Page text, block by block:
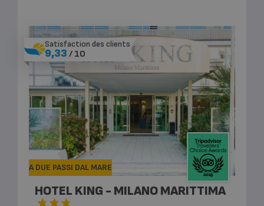
HOTEL KING - MILANO MARITTIMA
Satisfaction des clients
9,33 / 10
A DUE PASSI DAL MARE